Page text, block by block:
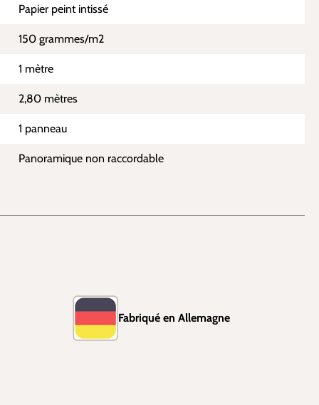
Papier peint intissé
150 grammes/m2
1 mètre
2,80 mètres
1 panneau
Panoramique non raccordable
Fabriqué en Allemagne